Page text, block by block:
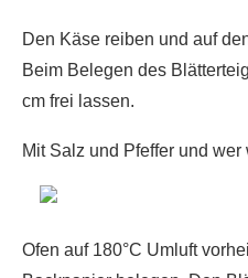
Den Käse reiben und auf
Beim Belegen des
cm frei lassen.
Mit Salz und Pfeffer und
Ofen auf 180°C Umluft